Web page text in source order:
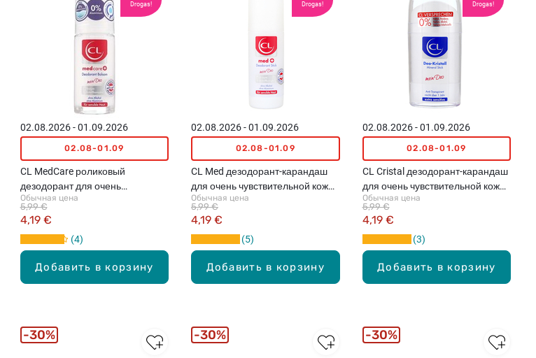
Drogas!
Добавить в корзину
02.08.2026 - 01.09.2026
02.08-01.09
CL MedCare роликовый
дезодорант для очень
чувствительной кожи, 50мл
Обычная цена
4,19 €
5,99 €
4
Drogas!
Добавить в корзину
02.08.2026 - 01.09.2026
02.08-01.09
CL Med дезодорант-карандаш
для очень чувствительной кожи,
40мл
Обычная цена
4,19 €
5,99 €
5
Drogas!
Добавить в корзину
02.08.2026 - 01.09.2026
02.08-01.09
CL Cristal дезодорант-карандаш
для очень чувствительной кожи,
100г
Обычная цена
4,19 €
5,99 €
3
30% 30% 30%